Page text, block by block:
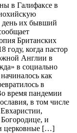
в Галифаксе в
день их бывший
Британских
году, когда пастор
Англии в
в социально
как
в
время пандемии
в том числе
и
церковные […]